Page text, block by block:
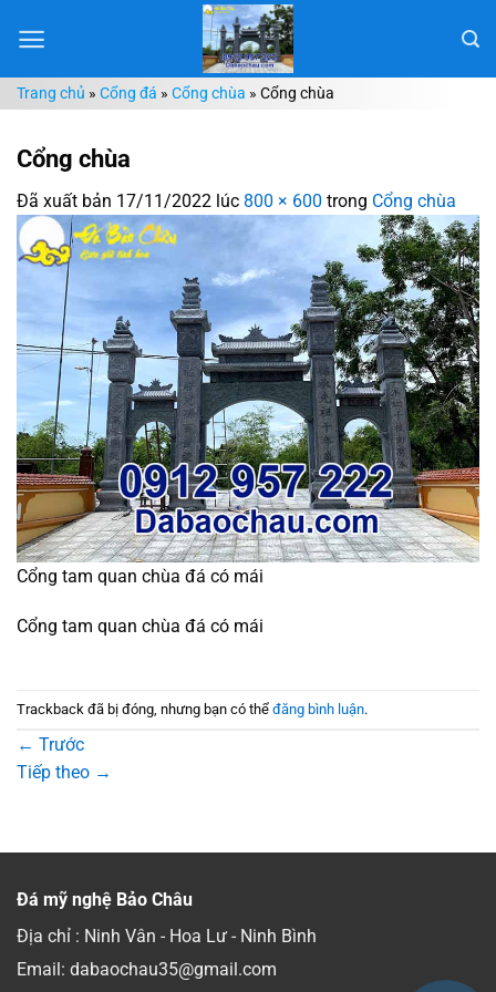
đến
dungTrang chủ » Cổng đá » Cổng chùa » Cổng chùa
Cổng chùa
Đã xuất bản 17/11/2022 lúc 800 × 600 trong Cổng chùa
Cổng tam quan chùa đá có mái
Cổng tam quan chùa đá có mái
Trackback đã bị đóng, nhưng bạn có thể đăng bình luận.
← Trước
Tiếp theo →
Đá mỹ nghệ Bảo Châu
Địa chỉ : Ninh Vân - Hoa Lư - Ninh Bình
Email: dabaochau35@gmail.com